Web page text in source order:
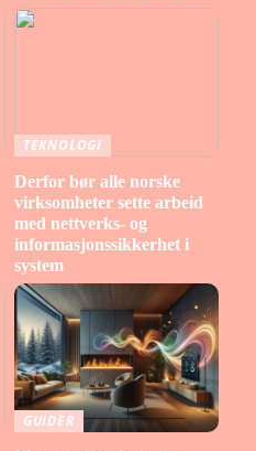
TEKNOLOGI
Derfor bør alle norske
virksomheter sette arbeid
med nettverks- og
informasjonssikkerhet i
system
GUIDER